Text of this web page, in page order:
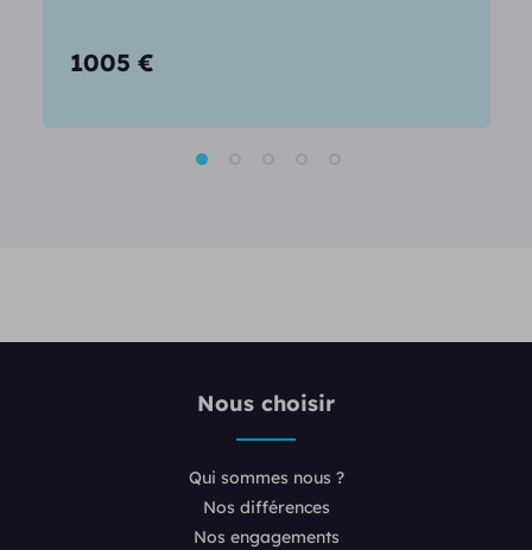
1005 €
Nous choisir
Qui sommes nous ?
Nos différences
Nos engagements